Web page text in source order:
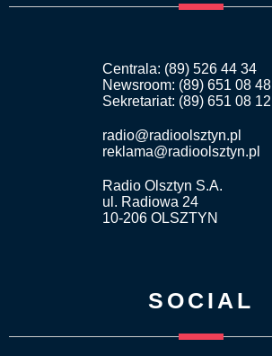
Centrala: (89) 526 44 34
Newsroom: (89) 651 08 48
Sekretariat: (89) 651 08 12
radio@radioolsztyn.pl
reklama@radioolsztyn.pl
Radio Olsztyn S.A.
ul. Radiowa 24
10-206 OLSZTYN
SOCIAL